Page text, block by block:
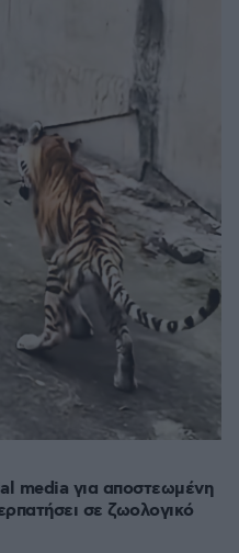
media για αποστεωμένη
σε ζωολογικό